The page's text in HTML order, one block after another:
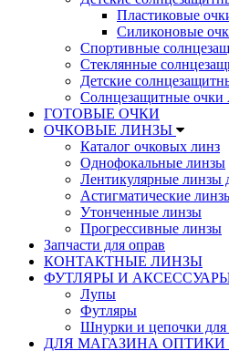
Пластиковые
Силиконовые
Спортивные
Стеклянные
Детские
Солнцезащитные
ГОТОВЫЕ ОЧКИ
ОЧКОВЫЕ ЛИНЗЫ
Каталог очковых линз
Однофокальные линзы
Лентикулярные линзы
Астигматические
Утонченные линзы
Прогрессивные линзы
Запчасти для оправ
КОНТАКТНЫЕ ЛИНЗЫ
ФУТЛЯРЫ И
Лупы
Футляры
Шнурки и цепочки для
ДЛЯ МАГАЗИНА ОПТИКИ